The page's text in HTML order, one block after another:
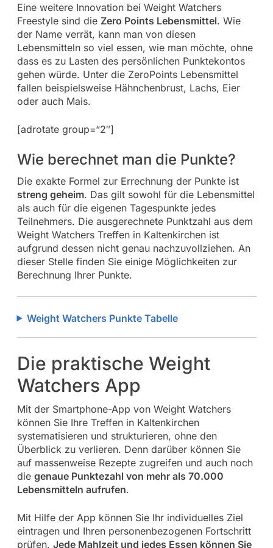
Eine weitere Innovation bei Weight Watchers
Freestyle sind die Zero Points Lebensmittel. Wie
der Name verrät, kann man von diesen
Lebensmitteln so viel essen, wie man möchte, ohne
dass es zu Lasten des persönlichen Punktekontos
gehen würde. Unter die ZeroPoints Lebensmittel
fallen beispielsweise Hähnchenbrust, Lachs, Eier
oder auch Mais.
[adrotate group=“2″]
Wie berechnet man die Punkte?
Die exakte Formel zur Errechnung der Punkte ist
streng geheim. Das gilt sowohl für die Lebensmittel
als auch für die eigenen Tagespunkte jedes
Teilnehmers. Die ausgerechnete Punktzahl aus dem
Weight Watchers Treffen in Kaltenkirchen ist
aufgrund dessen nicht genau nachzuvollziehen. An
dieser Stelle finden Sie einige Möglichkeiten zur
Berechnung Ihrer Punkte.
Weight Watchers Punkte Tabelle
Die praktische Weight
Watchers App
Mit der Smartphone-App von Weight Watchers
können Sie Ihre Treffen in Kaltenkirchen
systematisieren und strukturieren, ohne den
Überblick zu verlieren. Denn darüber können Sie
auf massenweise Rezepte zugreifen und auch noch
die genaue Punktezahl von mehr als 70.000
Lebensmitteln aufrufen.
Mit Hilfe der App können Sie Ihr individuelles Ziel
eintragen und Ihren personenbezogenen Fortschritt
prüfen. Jede Mahlzeit und jedes Essen können Sie